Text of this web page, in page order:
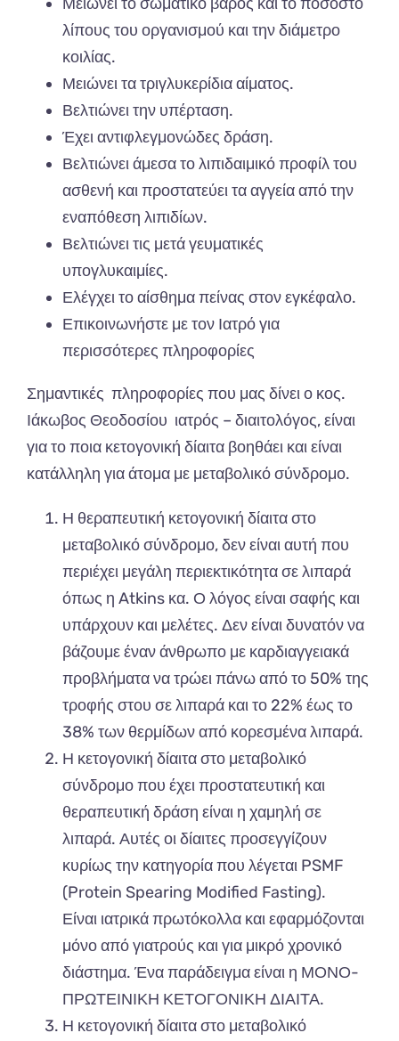
λίπους του οργανισμού και την διάμετρο
κοιλίας.
Μειώνει τα τριγλυκερίδια αίματος.
Βελτιώνει την υπέρταση.
Έχει αντιφλεγμονώδες δράση.
Βελτιώνει άμεσα το λιπιδαιμικό προφίλ του
ασθενή και προστατεύει τα αγγεία από την
εναπόθεση λιπιδίων.
Βελτιώνει τις μετά γευματικές
υπογλυκαιμίες.
Ελέγχει το αίσθημα πείνας στον εγκέφαλο.
Επικοινωνήστε με τον Ιατρό για
περισσότερες πληροφορίες
Σημαντικές πληροφορίες που μας δίνειο κος.
Ιάκωβος Θεοδοσίου ιατρός – διαιτολόγος, είναι
για το ποια κετογονική δίαιτα βοηθάει και είναι
κατάλληλη για άτομα με μεταβολικό σύνδρομο.
Η θεραπευτική κετογονική δίαιτα στο
μεταβολικό σύνδρομο, δεν είναι αυτή που
περιέχει μεγάλη περιεκτικότητα σε λιπαρά
όπως η Atkins κα. Ο λόγος είναι σαφής και
υπάρχουν και μελέτες. Δεν είναι δυνατόν να
βάζουμε έναν άνθρωπο με καρδιαγγειακά
προβλήματα να τρώει πάνω από το 50% της
τροφής στου σε λιπαρά και το 22% έως το
38% των θερμίδων από κορεσμένα λιπαρά.
Η κετογονική δίαιτα στο μεταβολικό
σύνδρομο που έχει προστατευτική και
θεραπευτική δράση είναι η χαμηλή σε
λιπαρά. Αυτές οι δίαιτες προσεγγίζουν
κυρίως την κατηγορία που λέγεται PSMF
(Protein Spearing Modified Fasting).
Είναι ιατρικά πρωτόκολλα και εφαρμόζονται
μόνο από γιατρούς και για μικρό χρονικό
διάστημα. Ένα παράδειγμα είναι η ΜΟΝΟ-
ΠΡΩΤΕΙΝΙΚΗ ΚΕΤΟΓΟΝΙΚΗ ΔΙΑΙΤΑ.
Η κετογονική δίαιτα στο μεταβολικό